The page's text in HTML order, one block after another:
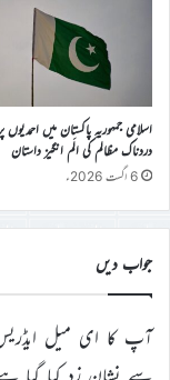
اسلامی جمہوریہ پاکستان میں
دردناک مظالم کی الَم انگیز داستان
6 اگست 2026ء
جواب دیں
آپ کا ای میل
سے نشان زد کیا گیا